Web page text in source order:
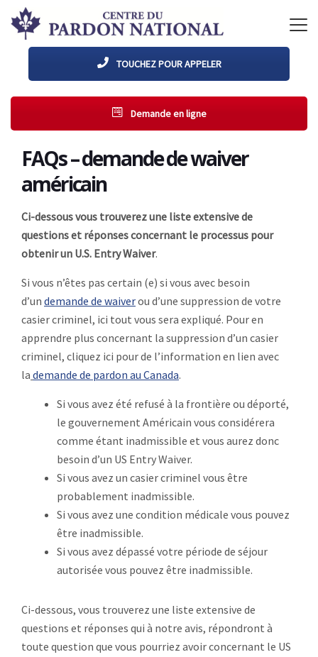
TOUCHEZ POUR APPELER
Demande en ligne
FAQs – demande de waiver
américain
Ci-dessous vous trouverez une liste extensive de
questions et réponses concernant le processus pour
obtenir un U.S. Entry Waiver.
Si vous n’êtes pas certain (e) si vous avec besoin
d’un demande de waiverou d’une suppression de votre
casier criminel, ici tout vous sera expliqué. Pour en
apprendre plus concernant la suppression d’un casier
criminel, cliquez ici pour de l’information en lien avec
la demande de pardon au Canada.
Si vous avez été refusé à la frontière ou déporté,
le gouvernement Américain vous considérera
comme étant inadmissible et vous aurez donc
besoin d’un US Entry Waiver.
Si vous avez un casier criminel vous être
probablement inadmissible.
Si vous avez une condition médicale vous pouvez
être inadmissible.
Si vous avez dépassé votre période de séjour
autorisée vous pouvez être inadmissible.
Ci-dessous, vous trouverez une liste extensive de
questions et réponses qui à notre avis, répondront à
toute question que vous pourriez avoir concernant le US